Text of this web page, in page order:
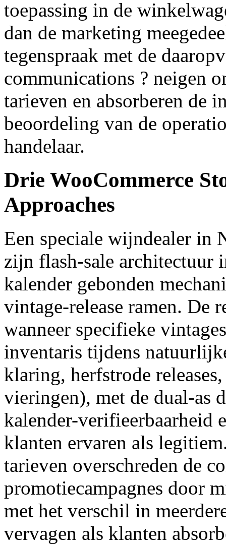
toepassing in de
dan de marketing
tegenspraak met de
communications ? neigen
tarieven en absorberen de
beoordeling van de
handelaar.
Drie WooCommerce
Approaches
Een speciale wijndealer in
zijn flash-sale architectuur
kalender gebonden
vintage-release ramen. De
wanneer specifieke
inventaris tijdens
klaring, herfstrode
vieringen), met de dual-as
kalender-verifieerbaarheid
klanten ervaren als
tarieven overschreden de
promotiecampagnes door
met het verschil in
vervagen als klanten